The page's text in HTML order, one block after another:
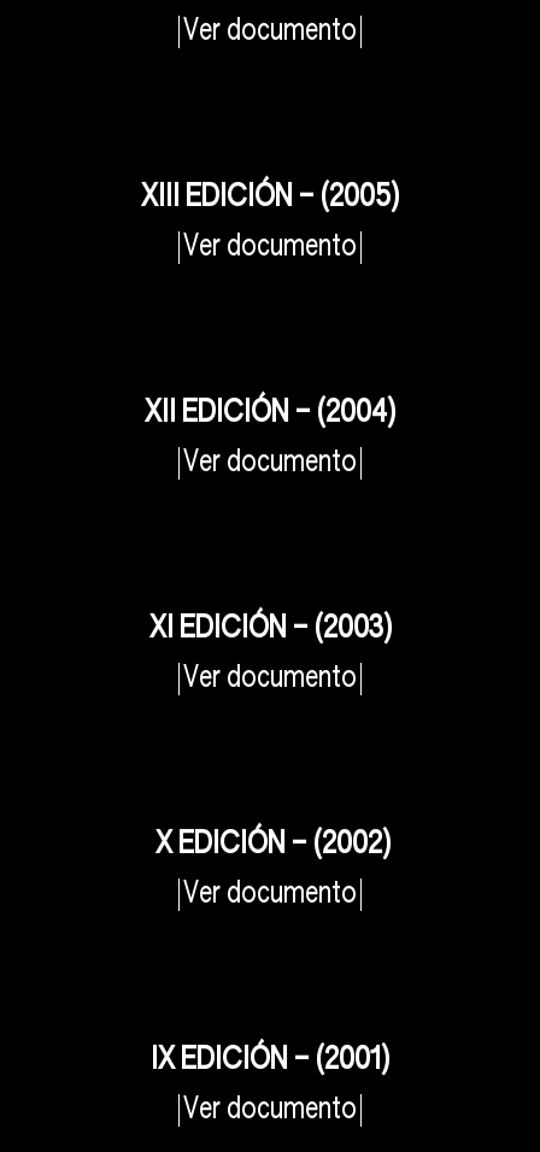
Ver documento
XIII EDICIÓN – (2005)
Ver documento
XII EDICIÓN – (2004)
Ver documento
XI EDICIÓN – (2003)
Ver documento
X EDICIÓN – (2002)
Ver documento
IX EDICIÓN – (2001)
Ver documento